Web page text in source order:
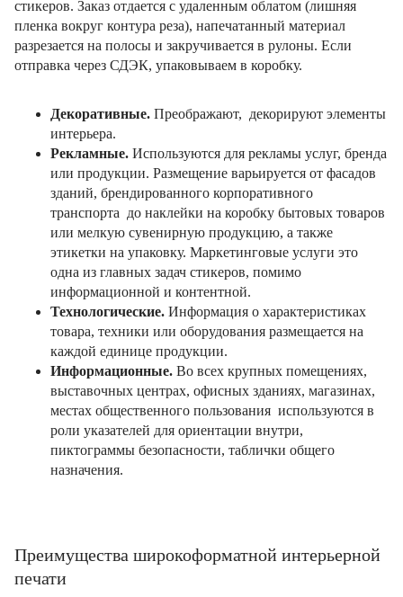
стикеров. Заказ отдается с удаленным облатом (лишняя
пленка вокруг контура реза), напечатанный материал
разрезается на полосы и закручивается в рулоны. Если
отправка через СДЭК, упаковываем в коробку.
Декоративные. Преображают, декорируют элементы
интерьера.
Рекламные. Используются для рекламы услуг, бренда
или продукции. Размещение варьируется от фасадов
зданий, брендированного корпоративного
транспорта до наклейки на коробку бытовых товаров
или мелкую сувенирную продукцию, а также
этикетки на упаковку. Маркетинговые услуги это
одна из главных задач стикеров, помимо
информационной и контентной.
Технологические. Информация о характеристиках
товара, техники или оборудования размещается на
каждой единице продукции.
Информационные. Во всех крупных помещениях,
выставочных центрах, офисных зданиях, магазинах,
местах общественного пользования используются в
роли указателей для ориентации внутри,
пиктограммы безопасности, таблички общего
назначения.
Преимущества широкоформатной интерьерной
печати